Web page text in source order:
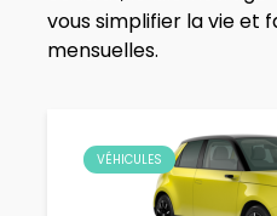
vous simplifier la vie et
mensuelles.
VÉHICULES